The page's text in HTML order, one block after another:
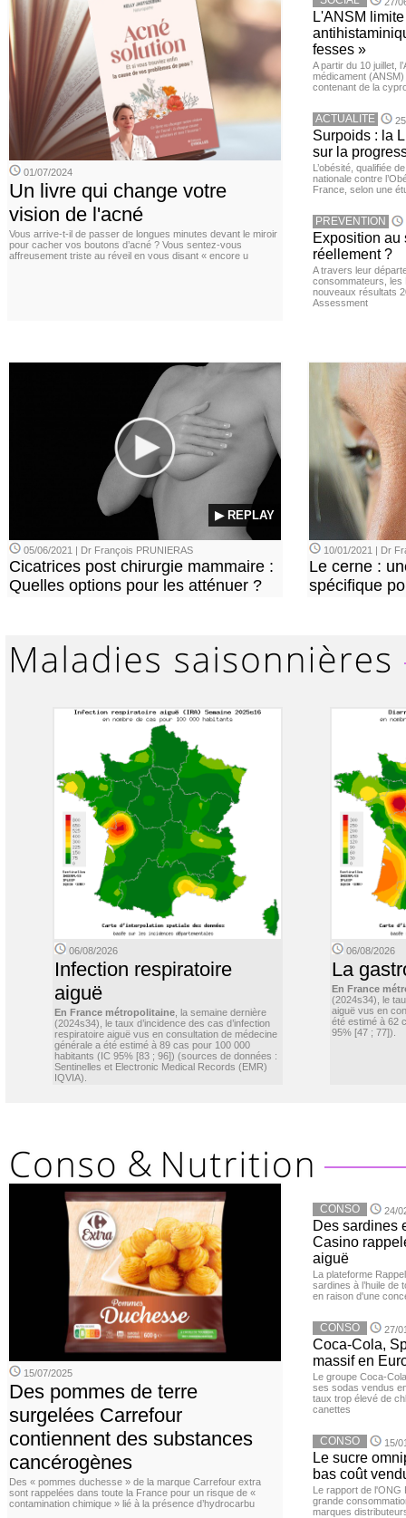
01/07/2024
Un livre qui change votre
vision de l'acné
Vous arrive-t-il de passer de longues minutes devant le miroir
pour cacher vos boutons d’acné ? Vous sentez-vous
affreusement triste au réveil en vous disant « encore u
L'ANSM
fesses »
A partir du 10 juillet,
médicament
contenant de la
ACTUALITE
Surpoids : la
sur la
L’obésité, qualifiée
nationale contre
France, selon une
PREVENTION
Exposition au
réellement ?
A travers leur
consommateurs, les
nouveaux résultats
Assessment
▶ REPLAY
05/06/2021 | Dr François PRUNIERAS
Cicatrices post chirurgie mammaire :
Quelles options pour les atténuer ?
10/01/2021 | Dr
Le cerne :
spécifique
06/08/2026
Infection respiratoire
aiguë
En France métropolitaine , la semaine dernière
(2024s34), le taux d’incidence des cas d’infection
respiratoire aiguë vus en consultation de médecine
générale a été estimé à 89 cas pour 100 000
habitants (IC 95% [83 ; 96]) (sources de données :
Sentinelles et Electronic Medical Records (EMR)
IQVIA).
06/08/2026
La
En France
(2024s34), le
aiguë vus en
été estimé à 62
95% [47 ; 77]).
15/07/2025
Des pommes de terre
surgelées Carrefour
contiennent des substances
cancérogènes
Des « pommes duchesse » de la marque Carrefour extra
sont rappelées dans toute la France pour un risque de «
contamination chimique » lié à la présence d’hydrocarbu
CONSO 24/
Des sardines
Casino
aiguë
La plateforme
sardines à l’huile de
en raison d'une
CONSO 27/
Coca-Cola,
massif en
Le groupe Coca-
ses sodas vendus
taux trop élevé de
canettes
CONSO 15/
Le sucre
bas coût
Le rapport de l'ONG
grande
marques